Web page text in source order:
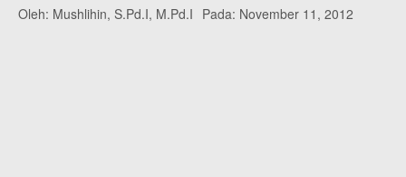
Oleh: Mushlihin, S.Pd.I, M.Pd.I Pada: November 11, 2012